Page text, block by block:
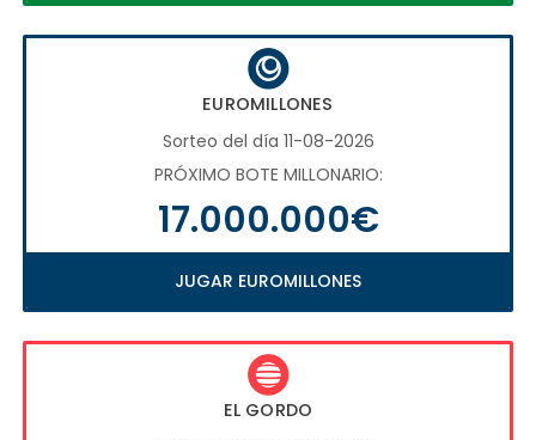
EUROMILLONES
Sorteo del día 11-08-2026
PRÓXIMO BOTE MILLONARIO:
17.000.000€
JUGAR EUROMILLONES
EL GORDO